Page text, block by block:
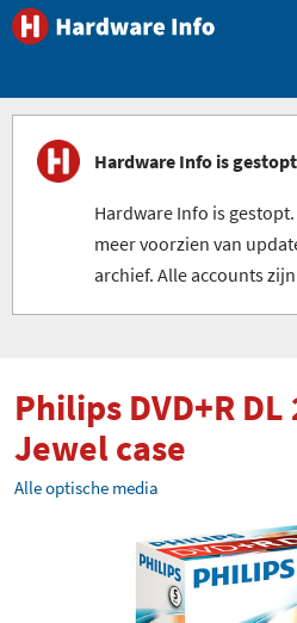
Hardware Info is gestopt
Hardware Info is
meer voorzien van
archief. Alle accounts
Philips DVD+R
Jewel case
Alle optische media